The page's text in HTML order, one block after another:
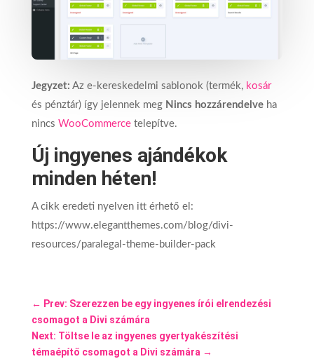
Jegyzet: Az e-kereskedelmi sablonok (termék, kosár
és pénztár) így jelennek meg Nincs hozzárendelveha
nincs WooCommercetelepítve.
Új ingyenes ajándékok
minden héten!
A cikk eredeti nyelven itt érhető el:
https://www.elegantthemes.com/blog/divi-
resources/paralegal-theme-builder-pack
← Prev: Szerezzen be egy ingyenes írói elrendezési
csomagot a Divi számára
Next: Töltse le az ingyenes gyertyakészítési
témaépítő csomagot a Divi számára→